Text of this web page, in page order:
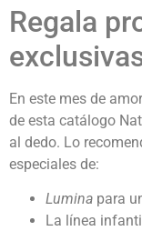
Regala
En este mes de
de esta catálogo
al dedo. Lo
especiales de:
Lumina para
La línea infantil